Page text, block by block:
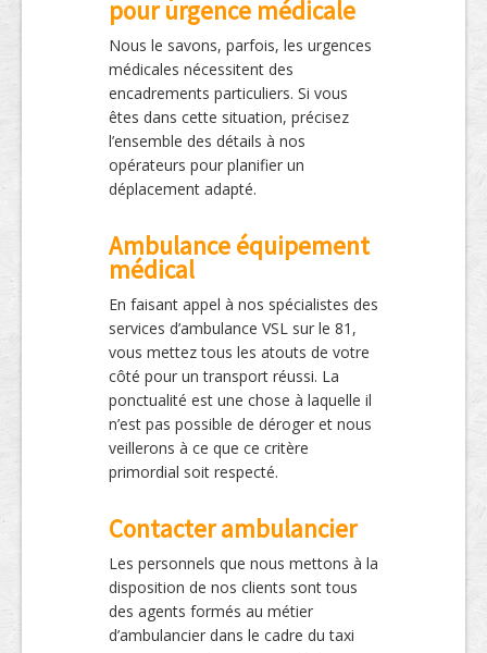
pour urgence médicale
Nous le savons, parfois, les urgences
médicales nécessitent des
encadrements particuliers. Si vous
êtes dans cette situation, précisez
l’ensemble des détails à nos
opérateurs pour planifier un
déplacement adapté.
Ambulance équipement
médical
En faisant appel à nos spécialistes des
services d’ambulance VSL sur le 81,
vous mettez tous les atouts de votre
côté pour un transport réussi. La
ponctualité est une chose à laquelle il
n’est pas possible de déroger et nous
veillerons à ce que ce critère
primordial soit respecté.
Contacter ambulancier
Les personnels que nous mettons à la
disposition de nos clients sont tous
des agents formés au métier
d’ambulancier dans le cadre du taxi